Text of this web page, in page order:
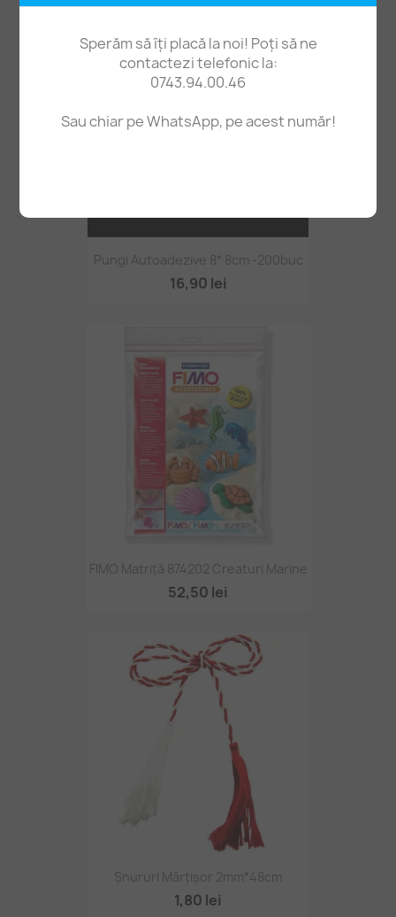
Sperăm să îți placă la noi! Poți să ne
contactezi telefonic la:
0743.94.00.46
Sau chiar pe WhatsApp, pe acest număr!
Pungi Autoadezive 8* 8cm -200buc
16,90 lei
FIMO Matriță 874202 Creaturi Marine
52,50 lei
Șnururi Mărțișor 2mm*48cm
1,80 lei